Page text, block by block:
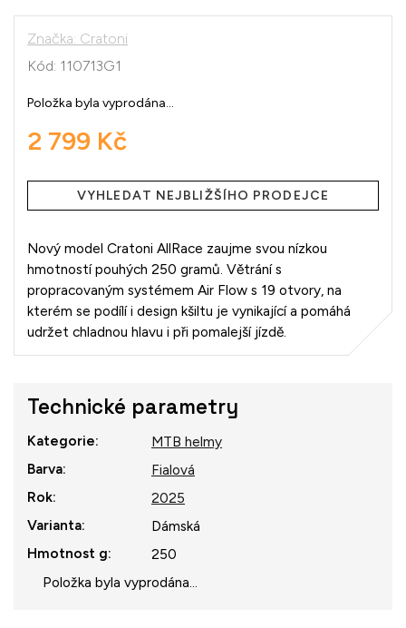
Značka: Cratoni
Kód: 110713G1
2 799 Kč
cena:
VYHLEDAT NEJBLIŽŠÍHO PRODEJCE
Položka byla vyprodána…
Nový model Cratoni AllRace zaujme svou nízkou
hmotností pouhých 250 gramů. Větrání s
propracovaným systémem Air Flow s 19 otvory, na
kterém se podílí i design kšiltu je vynikající a pomáhá
udržet chladnou hlavu i při pomalejší jízdě.
Technické parametry
Kategorie:
MTB helmy
Barva:
Fialová
Rok:
2025
Varianta:
Dámská
Hmotnost g:
250
Položka byla vyprodána…